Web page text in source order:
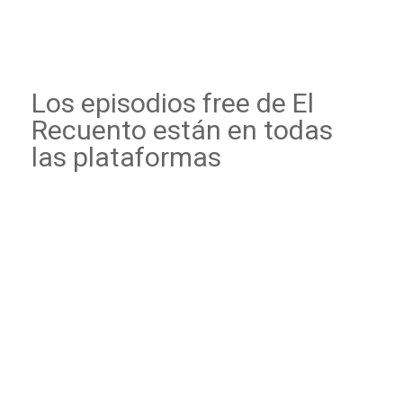
Los episodios free de El
Recuento están en todas
las plataformas